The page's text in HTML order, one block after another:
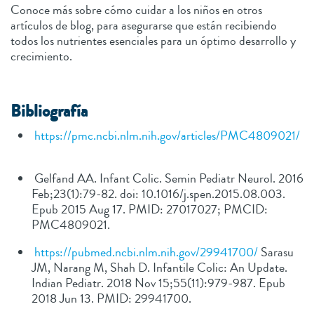
Conoce más sobre cómo cuidar a los niños en otros
artículos de blog, para asegurarse que están recibiendo
todos los nutrientes esenciales para un óptimo desarrollo y
crecimiento.
Bibliografía
https://pmc.ncbi.nlm.nih.gov/articles/PMC4809021/
Gelfand AA. Infant Colic. Semin Pediatr Neurol. 2016
Feb;23(1):79-82. doi: 10.1016/j.spen.2015.08.003.
Epub 2015 Aug 17. PMID: 27017027; PMCID:
PMC4809021.
https://pubmed.ncbi.nlm.nih.gov/29941700/Sarasu
JM, Narang M, Shah D. Infantile Colic: An Update.
Indian Pediatr. 2018 Nov 15;55(11):979-987. Epub
2018 Jun 13. PMID: 29941700.